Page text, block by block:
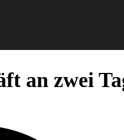
an zwei